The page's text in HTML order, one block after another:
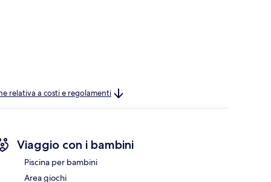
relativa a costi e regolamenti
Viaggio con i bambini
Piscina per bambini
Area giochi